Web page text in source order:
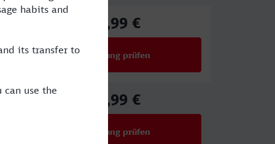
54,99 €
Verbindung prüfen
32,99 €
Verbindung prüfen